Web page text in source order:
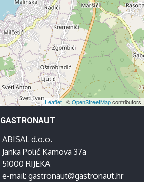
Leaflet| ©OpenStreetMapcontributors
GASTRONAUT
ABISAL d.o.o.
Janka Polić Kamova 37a
51000 RIJEKA
e-mail: gastronaut@gastronaut.hr